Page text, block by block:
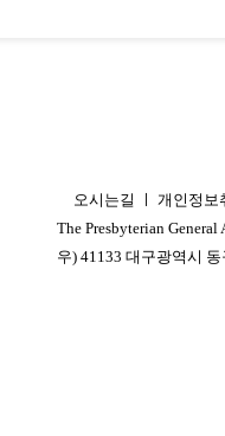
오시는길 ㅣ 개인정보
The Presbyterian
우) 41133 대구광역시